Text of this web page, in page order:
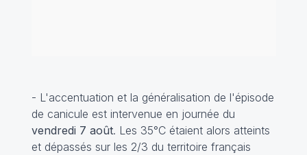
- L'accentuation et la généralisation de l'épisode
de canicule est intervenue en journée du
vendredi 7 août. Les 35°C étaient alors atteints
et dépassés sur les 2/3 du territoire français